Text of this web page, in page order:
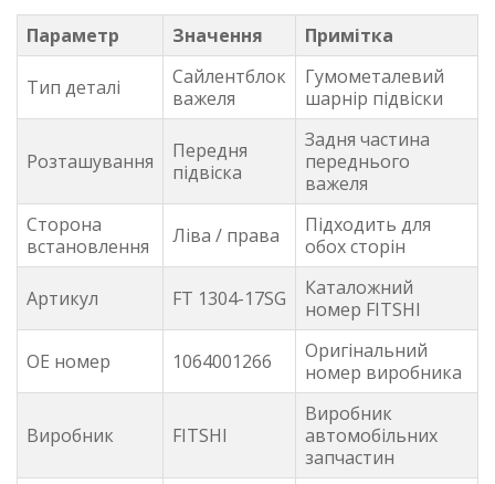
Параметр Значення Примітка
Тип деталі
Сайлентблок
важеля
Гумометалевий
шарнір підвіски
Розташування
Передня
підвіска
Задня частина
переднього
важеля
Сторона
встановлення
Ліва / права
Підходить для
обох сторін
Артикул FT 1304-17SG
Каталожний
номер FITSHI
OE номер 1064001266
Оригінальний
номер виробника
Виробник FITSHI
Виробник
автомобільних
запчастин